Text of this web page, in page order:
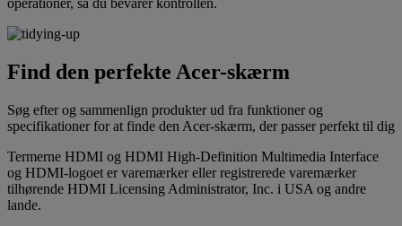
Find den perfekte Acer-skærm
Søg efter og sammenlign produkter ud fra funktioner og
specifikationer for at finde den Acer-skærm, der passer perfekt til dig
Termerne HDMI og HDMI High-Definition Multimedia Interface
og HDMI-logoet er varemærker eller registrerede varemærker
tilhørende HDMI Licensing Administrator, Inc. i USA og andre
lande.